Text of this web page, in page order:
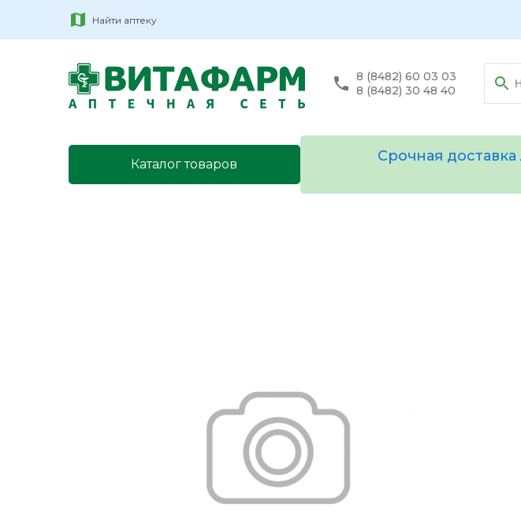
Найти аптеку
8 (8482) 60 03 03
8 (8482) 30 48 40
Каталог товаров
Срочная